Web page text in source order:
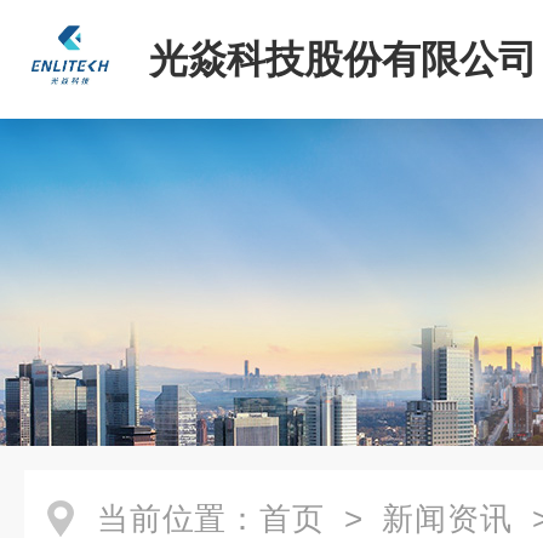
光焱科技股份有限公司
当前位置： 首页 > 新闻资讯